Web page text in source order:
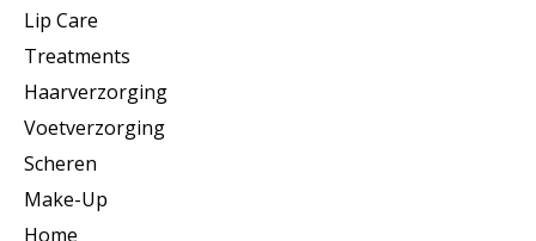
Lip Care
Treatments
Haarverzorging
Voetverzorging
Scheren
Make-Up
Home